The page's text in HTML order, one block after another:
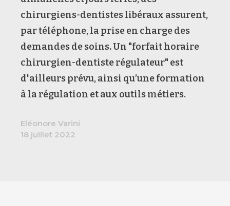
chirurgiens-dentistes libéraux assurent,
par téléphone, la prise en charge des
demandes de soins.Un "forfait horaire
chirurgien-dentiste régulateur" est
d'ailleurs prévu, ainsi qu’une formation
à la régulation et aux outils métiers.
Eléonore Varini
18 juillet 2022